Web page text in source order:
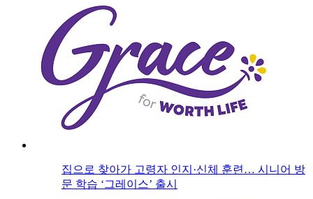
집으로 찾아가 고령자 인지·신체 훈련… 시니어 방
문 학습 ‘그레이스’ 출시